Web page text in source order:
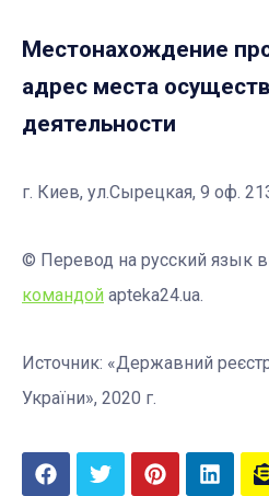
Местонахождение
адрес места
деятельности
г. Киев, ул.Сырецкая, 9 оф.
© Перевод на русский язык
командой apteka24.ua.
Источник: «Державний
України», 2020 г.